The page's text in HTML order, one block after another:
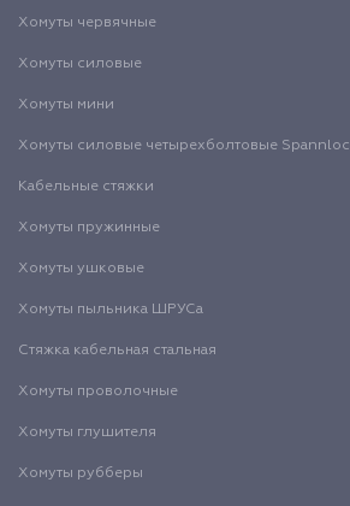
Хомуты червячные
Хомуты силовые
Хомуты мини
Хомуты силовые четырехболтовые Spannloc
Кабельные стяжки
Хомуты пружинные
Хомуты ушковые
Хомуты пыльника ШРУСа
Стяжка кабельная стальная
Хомуты проволочные
Хомуты глушителя
Хомуты рубберы